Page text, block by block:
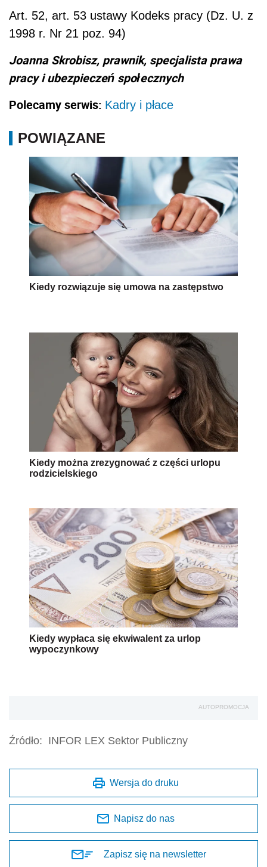
Art. 52, art. 53 ustawy Kodeks pracy (Dz. U. z
1998 r. Nr 21 poz. 94)
Joanna Skrobisz, prawnik, specjalista prawa
pracy i ubezpieczeń społecznych
Polecamy serwis: Kadry i płace
POWIĄZANE
Kiedy rozwiązuje się umowa na zastępstwo
Kiedy można zrezygnować z części urlopu
rodzicielskiego
Kiedy wypłaca się ekwiwalent za urlop
wypoczynkowy
AUTOPROMOCJA
Źródło: INFOR LEX Sektor Publiczny
Wersja do druku
Napisz do nas
Zapisz się na newsletter